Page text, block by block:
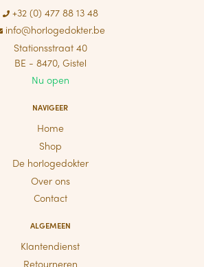
+32 (0) 477 88 13 48
info@horlogedokter.be
Stationsstraat 40
BE - 8470, Gistel
Nu open
NAVIGEER
Home
Shop
De horlogedokter
Over ons
Contact
ALGEMEEN
Klantendienst
Retourneren